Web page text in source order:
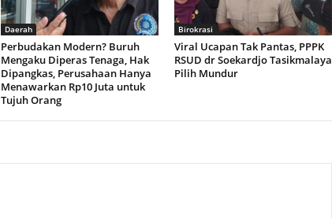
Daerah
Perbudakan Modern? Buruh
Mengaku Diperas Tenaga, Hak
Dipangkas, Perusahaan Hanya
Menawarkan Rp10 Juta untuk
Tujuh Orang
Birokrasi
Viral Ucapan Tak Pantas, PPPK
RSUD dr Soekardjo Tasikmalaya
Pilih Mundur